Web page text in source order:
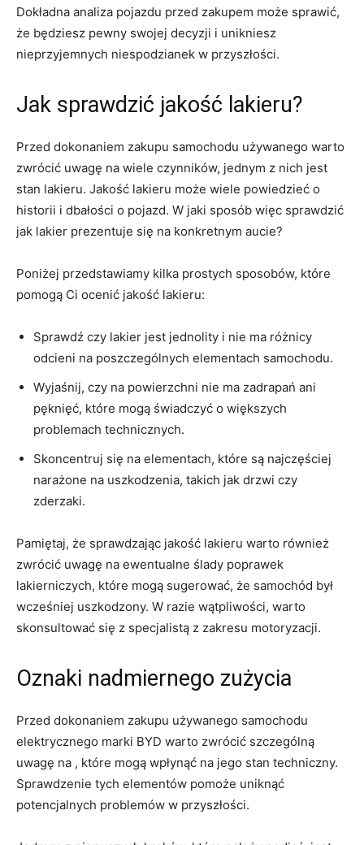
Dokładna ​analiza pojazdu przed zakupem może​ sprawić,
że będziesz‍ pewny ‌swojej decyzji⁣ i unikniesz
nieprzyjemnych niespodzianek w przyszłości.
Jak sprawdzić jakość lakieru?
Przed dokonaniem zakupu samochodu używanego warto
zwrócić‍ uwagę na ​wiele czynników, jednym z nich‍ jest
stan lakieru. ⁣Jakość lakieru może ⁣wiele powiedzieć​ o
historii i dbałości o pojazd. W​ jaki sposób więc sprawdzić
jak lakier prezentuje się na konkretnym aucie?
Poniżej przedstawiamy kilka prostych sposobów,⁣ które
pomogą Ci ⁢ocenić jakość ​lakieru:
Sprawdź czy lakier jest ⁣jednolity i nie ma⁢ różnicy
odcieni na poszczególnych elementach⁢ samochodu.
Wyjaśnij, czy na⁤ powierzchni ⁢nie ma ​zadrapań ani
pęknięć, które mogą świadczyć o większych
problemach technicznych.
Skoncentruj się na elementach, które ⁢są najczęściej
narażone na uszkodzenia, takich jak‌ drzwi ‌czy‌
zderzaki.
Pamiętaj, że sprawdzając jakość lakieru warto również
zwrócić uwagę ⁣na ⁣ewentualne ślady poprawek
lakierniczych, które mogą sugerować, że samochód był
wcześniej uszkodzony.‍ W razie wątpliwości, warto
skonsultować się z specjalistą z zakresu motoryzacji.
Oznaki⁣ nadmiernego zużycia
Przed dokonaniem zakupu używanego‌ samochodu
elektrycznego marki BYD warto zwrócić szczególną
uwagę⁢ na , które mogą wpłynąć na jego ​stan techniczny.
Sprawdzenie tych elementów pomoże‍ uniknąć
potencjalnych problemów⁣ w przyszłości.